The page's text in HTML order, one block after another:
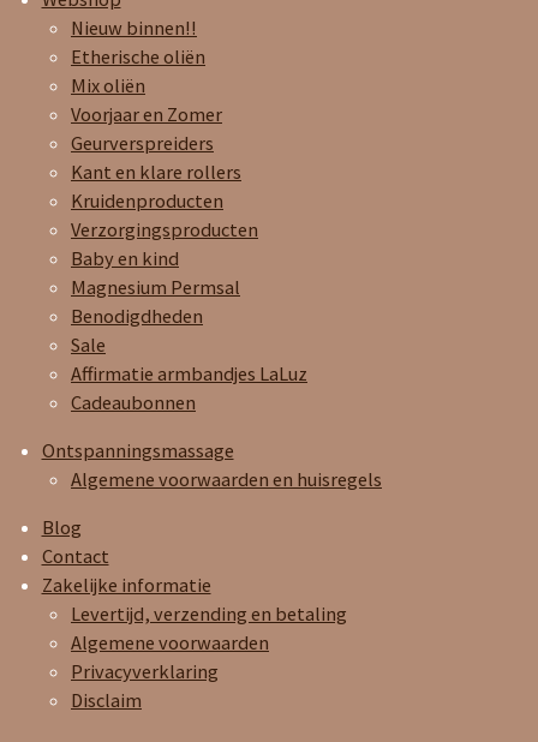
Nieuw binnen!!
Etherische oliën
Mix oliën
Voorjaar en Zomer
Geurverspreiders
Kant en klare rollers
Kruidenproducten
Verzorgingsproducten
Baby en kind
Magnesium Permsal
Benodigdheden
Sale
Affirmatie armbandjes LaLuz
Cadeaubonnen
Ontspanningsmassage
Algemene voorwaarden en huisregels
Blog
Contact
Zakelijke informatie
Levertijd, verzending en betaling
Algemene voorwaarden
Privacyverklaring
Disclaim